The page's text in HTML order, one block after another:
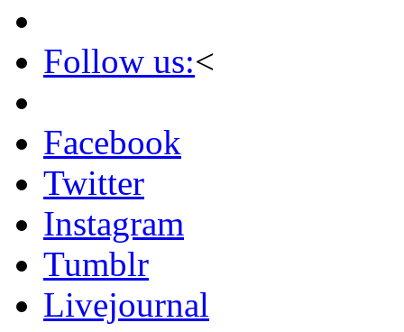
Follow us:<
Facebook
Twitter
Instagram
Tumblr
Livejournal